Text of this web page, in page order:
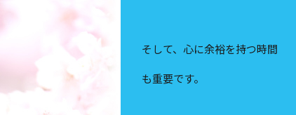
そして、心に余裕を持つ時間
も重要です。